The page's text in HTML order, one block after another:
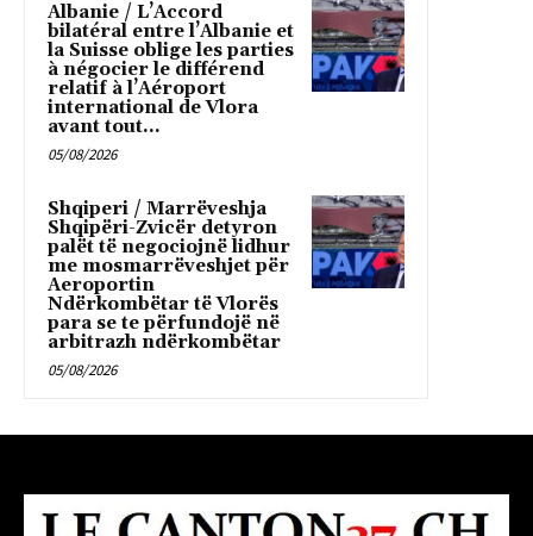
Albanie / L’Accord
bilatéral entre l’Albanie et
la Suisse oblige les parties
à négocier le différend
relatif à l’Aéroport
international de Vlora
avant tout...
05/08/2026
Shqiperi / Marrëveshja
Shqipëri-Zvicër detyron
palët të negociojnë lidhur
me mosmarrëveshjet për
Aeroportin
Ndërkombëtar të Vlorës
para se te përfundojë në
arbitrazh ndërkombëtar
05/08/2026